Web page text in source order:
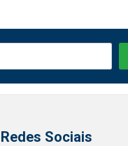
Redes Sociais